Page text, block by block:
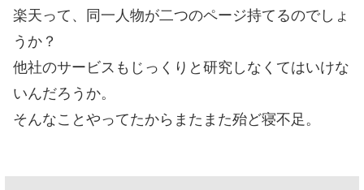
楽天って、同一人物が二つのページ持てるのでしょ
うか？
他社のサービスもじっくりと研究しなくてはいけな
いんだろうか。
そんなことやってたからまたまた殆ど寝不足。